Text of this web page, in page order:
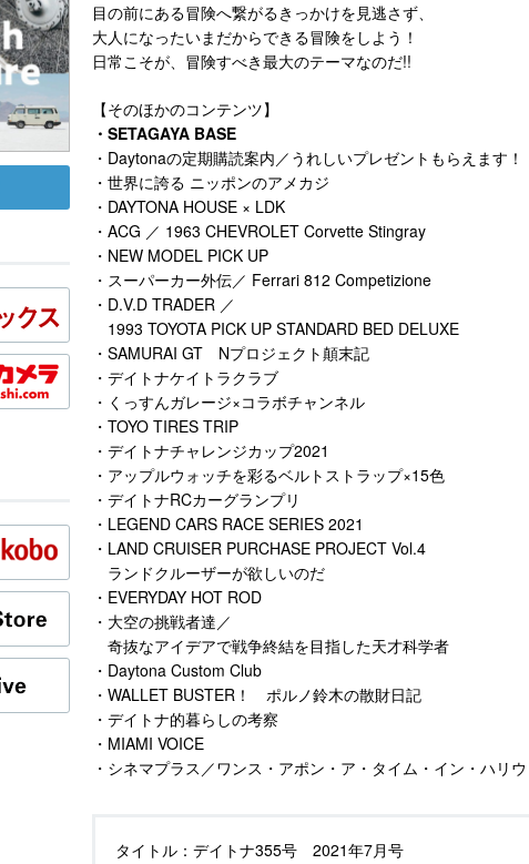
目の前にある冒険へ繋がるきっかけを見逃さず、
大人になったいまだからできる冒険をしよう！
日常こそが、冒険すべき最大のテーマなのだ!!
【そのほかのコンテンツ】
・SETAGAYA BASE
・Daytonaの定期購読案内／うれしいプレゼントもらえます！
・世界に誇る ニッポンのアメカジ
・DAYTONA HOUSE × LDK
・ACG ／ 1963 CHEVROLET Corvette Stingray
・NEW MODEL PICK UP
・スーパーカー外伝／ Ferrari 812 Competizione
・D.V.D TRADER ／
1993 TOYOTA PICK UP STANDARD BED DELUXE
・SAMURAI GT Nプロジェクト顛末記
・デイトナケイトラクラブ
・くっすんガレージ×コラボチャンネル
・TOYO TIRES TRIP
・デイトナチャレンジカップ2021
・アップルウォッチを彩るベルトストラップ×15色
・デイトナRCカーグランプリ
・LEGEND CARS RACE SERIES 2021
・LAND CRUISER PURCHASE PROJECT Vol.4
ランドクルーザーが欲しいのだ
・EVERYDAY HOT ROD
・大空の挑戦者達／
奇抜なアイデアで戦争終結を目指した天才科学者
・Daytona Custom Club
・WALLET BUSTER！ ポルノ鈴木の散財日記
・デイトナ的暮らしの考察
・MIAMI VOICE
・シネマプラス／ワンス・アポン・ア・タイム・イン・ハリ
タイトル： デイトナ355号 2021年7月号